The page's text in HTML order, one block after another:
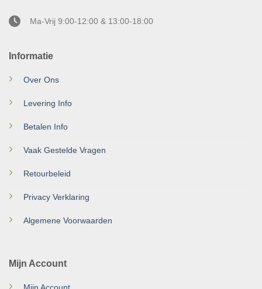
Informatie
Over Ons
Levering Info
Betalen Info
Vaak Gestelde Vragen
Retourbeleid
Privacy Verklaring
Algemene Voorwaarden
Mijn Account
Mijn Account
Ma-Vrij 9:00-12:00 & 13:00-18:00